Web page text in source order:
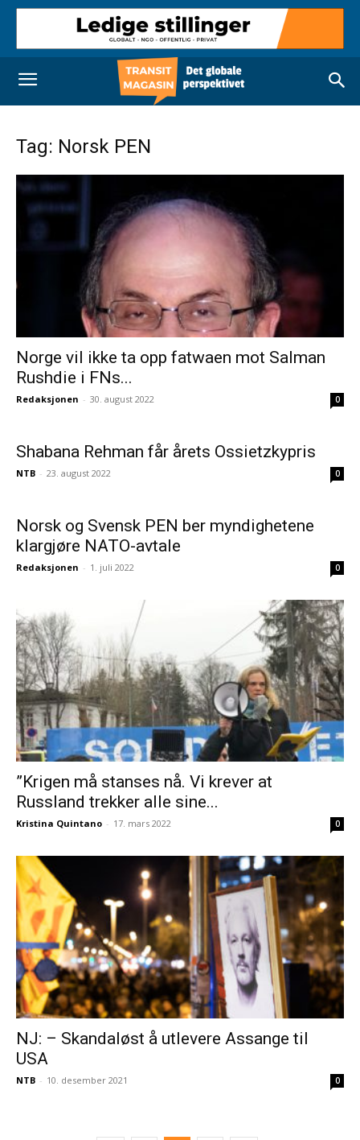
Tag: Norsk PEN
Norge vil ikke ta opp fatwaen mot Salman
Rushdie i FNs...
Redaksjonen - 30. august 2022 0
Shabana Rehman får årets Ossietzkypris
NTB - 23. august 2022 0
Norsk og Svensk PEN ber myndighetene
klargjøre NATO-avtale
Redaksjonen - 1. juli 2022 0
”Krigen må stanses nå. Vi krever at
Russland trekker alle sine...
Kristina Quintano - 17. mars 2022 0
NJ: – Skandaløst å utlevere Assange til
USA
NTB - 10. desember 2021 0